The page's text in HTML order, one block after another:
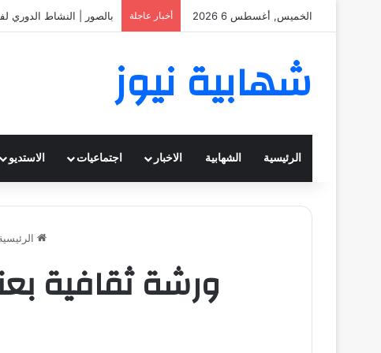
الخميس, أغسطس 6 2026 أخبار عاجلة بالصور | النشاط الدوري
شهابية نيوز
الرئيسية الشهابية الاخبار اجتماعيات الاستديو
ورشة ثقافية